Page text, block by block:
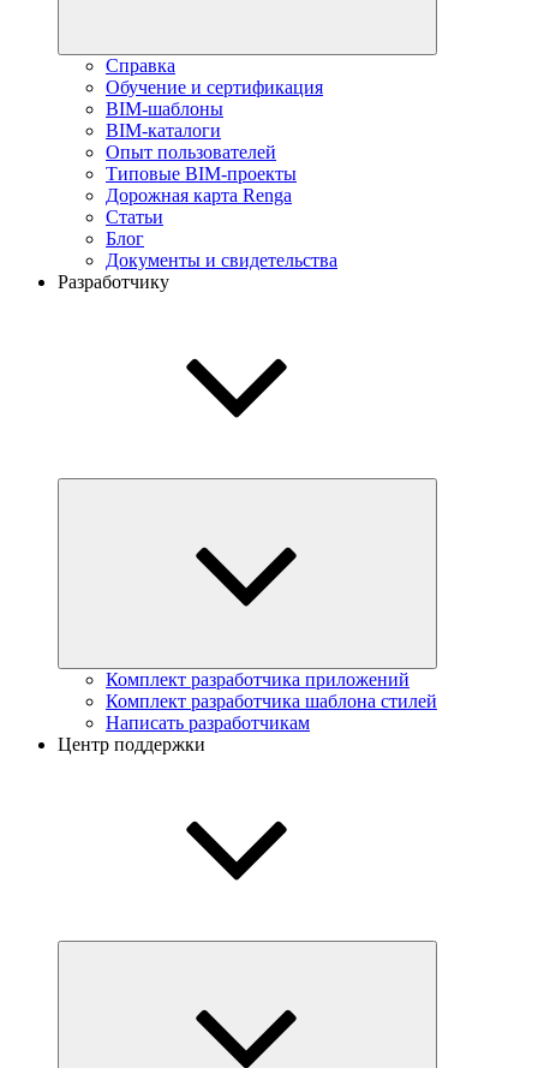
Справка
Обучение и сертификация
BIM-шаблоны
BIM-каталоги
Опыт пользователей
Типовые BIM-проекты
Дорожная карта Renga
Статьи
Блог
Документы и свидетельства
Разработчику
Комплект разработчика приложений
Комплект разработчика шаблона стилей
Написать разработчикам
Центр поддержки